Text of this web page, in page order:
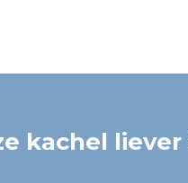
kachel